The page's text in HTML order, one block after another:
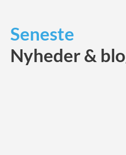
Seneste
Nyheder &